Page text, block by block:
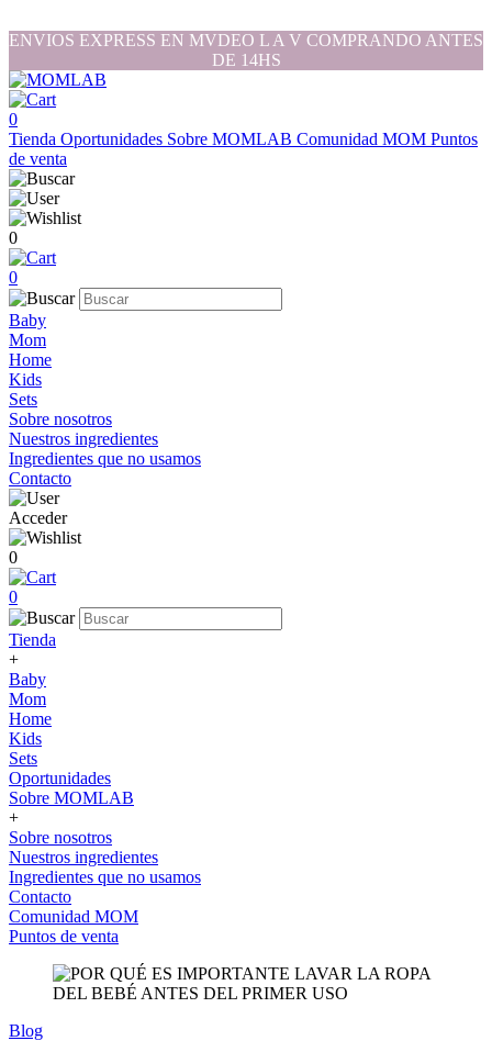
ENVIOS EXPRESS EN MVDEO L A V COMPRANDO ANTES
DE 14HS
0
Tienda Oportunidades Sobre MOMLAB Comunidad MOM Puntos
de venta
0
0
Baby
Mom
Home
Kids
Sets
Sobre nosotros
Nuestros ingredientes
Ingredientes que no usamos
Contacto
Acceder
0
0
Tienda
+
Baby
Mom
Home
Kids
Sets
Oportunidades
Sobre MOMLAB
+
Sobre nosotros
Nuestros ingredientes
Ingredientes que no usamos
Contacto
Comunidad MOM
Puntos de venta
Blog